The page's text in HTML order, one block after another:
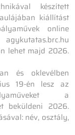
készített
kiállítást
online
lehet majd 2026.
és oklevélben
19-én lesz az
a
beküldeni 2026.
név, osztály,